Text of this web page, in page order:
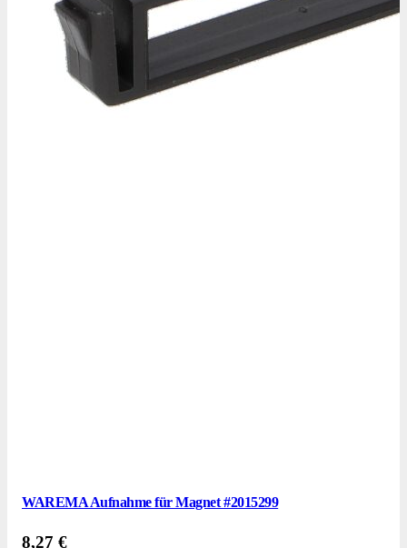
WAREMA Aufnahme für Magnet #2015299
8,27 €